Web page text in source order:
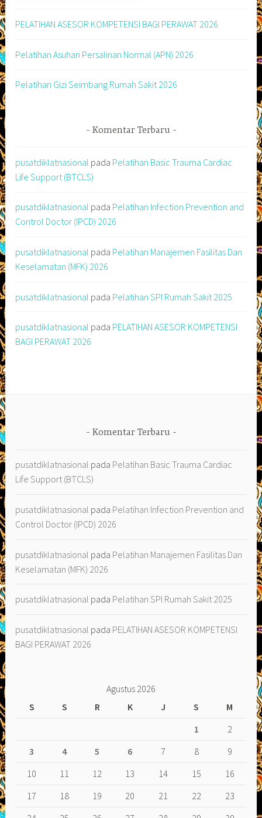
PELATIHAN ASESOR KOMPETENSI BAGI PERAWAT 2026
Pelatihan Asuhan Persalinan Normal (APN) 2026
Pelatihan Gizi Seimbang Rumah Sakit 2026
Komentar Terbaru
pusatdiklatnasional pada Pelatihan Basic Trauma Cardiac
Life Support (BTCLS)
pusatdiklatnasional pada Pelatihan Infection Prevention and
Control Doctor (IPCD) 2026
pusatdiklatnasional pada Pelatihan Manajemen Fasilitas Dan
Keselamatan (MFK) 2026
pusatdiklatnasional pada Pelatihan SPI Rumah Sakit 2025
pusatdiklatnasional pada PELATIHAN ASESOR KOMPETENSI
BAGI PERAWAT 2026
Komentar Terbaru
pusatdiklatnasional pada Pelatihan Basic Trauma Cardiac
Life Support (BTCLS)
pusatdiklatnasional pada Pelatihan Infection Prevention and
Control Doctor (IPCD) 2026
pusatdiklatnasional pada Pelatihan Manajemen Fasilitas Dan
Keselamatan (MFK) 2026
pusatdiklatnasional pada Pelatihan SPI Rumah Sakit 2025
pusatdiklatnasional pada PELATIHAN ASESOR KOMPETENSI
BAGI PERAWAT 2026
Agustus 2026
S
S R K J S
M
1
2
3
4 5 6 7 8
9
10
11 12 13 14 15
16
17
18 19 20 21 22
23